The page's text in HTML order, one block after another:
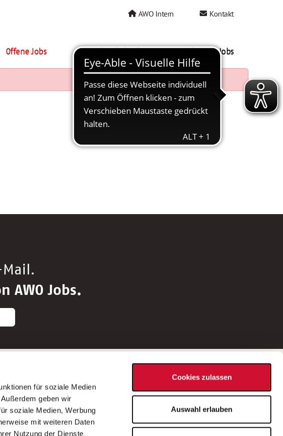
für soziale Medien
geben wir
soziale Medien, Werbung
mit weiteren Daten
Nutzung der Dienste
Cookies zulassen
Auswahl erlauben
AWO Intern Kontakt
Offene Jobs AWO als Arbeitgeber Mein AWO Jobs
Mail.
AWO Jobs.
nach Bundesland
nach Bundesländern
Bei Fragen zu einer Stellenausschreibung
wenden Sie sich bitte an die*den in der
Stellenausschreibung genannte*n